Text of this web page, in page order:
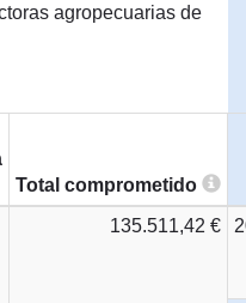
agropecuarias de
Total comprometido
135.511,42 €